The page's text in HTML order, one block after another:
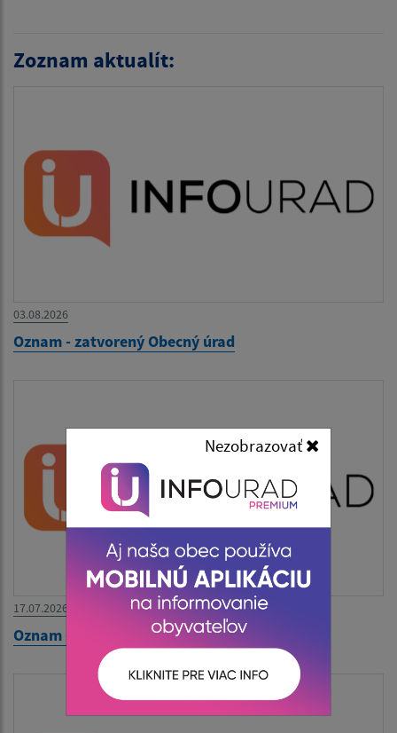
Nezobrazovať
Zoznam aktualít:
03.08.2026
Oznam - zatvorený Obecný úrad
17.07.2026
Oznam - zatvorený Obecný úrad